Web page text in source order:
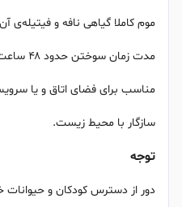
موم کاملا گیاهی نافه و فیتیله‌ی
مدت زمان سوختن حدود ۴۸ ساعت
مناسب برای فضای اتاق و یا
سازگار با محیط زیست.
توجه
دور از دسترس کودکان و حیوانات